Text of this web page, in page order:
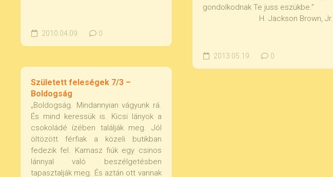
2010.04.09. 0
gondolkodnak Te juss eszükbe.”
H. Jackson Brown, Jr.
2013.05.19. 0
Született feleségek 7/3 –
Boldogság
„Boldogság. Mindannyian vágyunk rá.
És mind keressük is. Kicsi lányok a
csokoládé ízében találják meg. Jól
öltözött férfiak a közeli butikban
fedezik fel. Kamasz fiúk egy csinos
lánnyal való beszélgetésben
tapasztalják meg. És aztán ott vannak